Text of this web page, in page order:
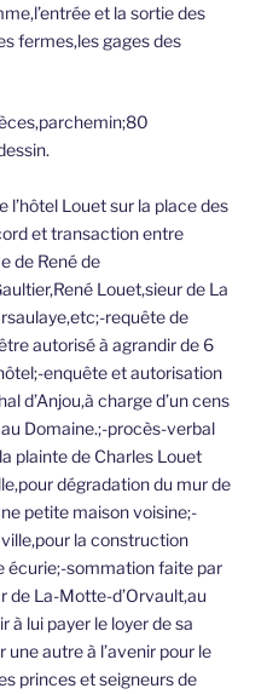
et la sortie des
fermes,les gages des
l’hôtel Louet sur la place des
et transaction entre
de René de
Louet,sieur de La
requête de
autorisé à agrandir de 6
enquête et autorisation
d’Anjou,à charge d’un cens
Domaine.;-procès-verbal
plainte de Charles Louet
dégradation du mur de
petite maison voisine;-
la construction
écurie;-sommation faite par
de La-Motte-d’Orvault,au
à lui payer le loyer de sa
une autre à l’avenir pour le
princes et seigneurs de